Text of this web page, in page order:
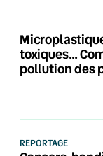
toxiques…
pollution des
REPORTAGE